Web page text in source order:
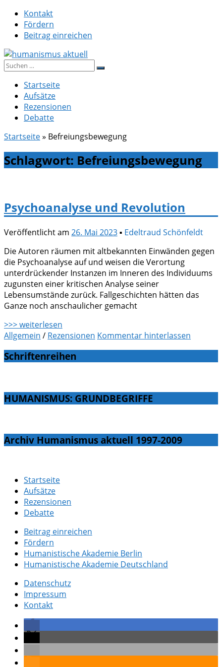
Zum
Inhalt
springen
Kontakt
Fördern
Beitrag einreichen
humanismus aktuell
Suche
Startseite
Aufsätze
Rezensionen
Debatte
Startseite» Befreiungsbewegung
Schlagwort: Befreiungsbewegung
Psychoanalyse und Revolution
Veröffentlicht am 26. Mai 2023▪ Edeltraud Schönfeldt
Die Autoren räumen mit altbekannten Einwänden gegen
die Psychoanalyse auf und weisen die Verortung
unterdrückender Instanzen im Inneren des Individuums
zugunsten einer kritischen Analyse seiner
Lebensumstände zurück. Fallgeschichten hätten das
Ganze noch anschaulicher gemacht
>>> weiterlesen
Allgemein / Rezensionen Kommentar hinterlassen
Schriftenreihen
HUMANISMUS: GRUNDBEGRIFFE
Archiv Humanismus aktuell 1997-2009
Startseite
Aufsätze
Rezensionen
Debatte
Beitrag einreichen
Fördern
Humanistische Akademie Berlin
Humanistische Akademie Deutschland
Datenschutz
Impressum
Kontakt